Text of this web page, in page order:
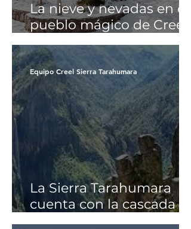
La nieve y nevadas en el
pueblo mágico de Creel,
Chihuahua
La Sierra Tarahumara
cuenta con la cascada
más profunda
Equipo Creel Sierra Tarahumara